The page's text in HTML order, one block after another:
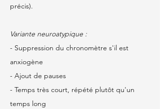
précis).
Variante neuroatypique :
- Suppression du chronomètre s'il est
anxiogène
- Ajout de pauses
- Temps très court, répété plutôt qu'un
temps long